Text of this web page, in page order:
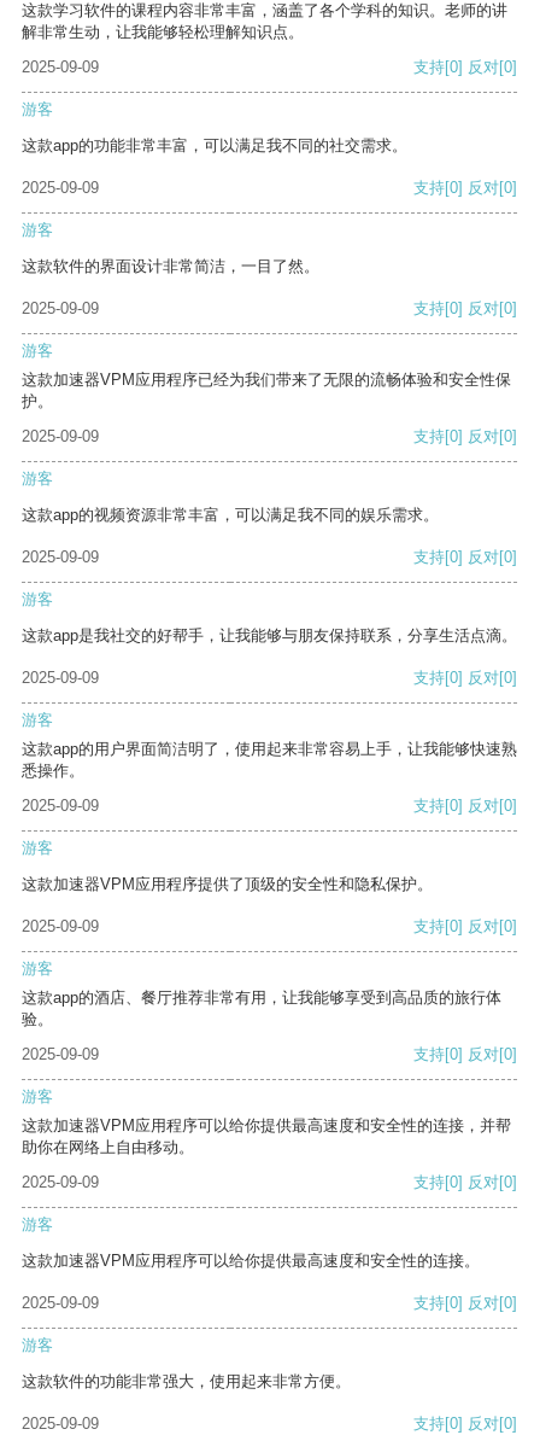
这款学习软件的课程内容非常丰富，涵盖了各个学科的知识。老师的讲
解非常生动，让我能够轻松理解知识点。
2025-09-09
支持[0] 反对[0]
游客
这款app的功能非常丰富，可以满足我不同的社交需求。
2025-09-09 支持[0] 反对[0]
游客
这款软件的界面设计非常简洁，一目了然。
2025-09-09 支持[0] 反对[0]
游客
这款加速器VPM应用程序已经为我们带来了无限的流畅体验和安全性保
护。
2025-09-09
支持[0] 反对[0]
游客
这款app的视频资源非常丰富，可以满足我不同的娱乐需求。
2025-09-09 支持[0] 反对[0]
游客
这款app是我社交的好帮手，让我能够与朋友保持联系，分享生活点滴。
2025-09-09 支持[0] 反对[0]
游客
这款app的用户界面简洁明了，使用起来非常容易上手，让我能够快速熟
悉操作。
2025-09-09
支持[0] 反对[0]
游客
这款加速器VPM应用程序提供了顶级的安全性和隐私保护。
2025-09-09 支持[0] 反对[0]
游客
这款app的酒店、餐厅推荐非常有用，让我能够享受到高品质的旅行体
验。
2025-09-09
支持[0] 反对[0]
游客
这款加速器VPM应用程序可以给你提供最高速度和安全性的连接，并帮
助你在网络上自由移动。
2025-09-09
支持[0] 反对[0]
游客
这款加速器VPM应用程序可以给你提供最高速度和安全性的连接。
2025-09-09 支持[0] 反对[0]
游客
这款软件的功能非常强大，使用起来非常方便。
2025-09-09 支持[0] 反对[0]